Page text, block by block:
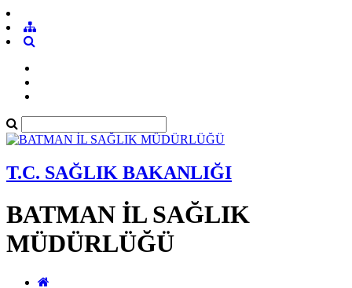
T.C. SAĞLIK BAKANLIĞI
BATMAN İL SAĞLIK
MÜDÜRLÜĞÜ